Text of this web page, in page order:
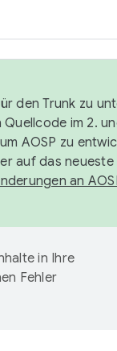
den Trunk zu
im 2.
AOSP zu
auf das neueste
an
in Ihre
Fehler